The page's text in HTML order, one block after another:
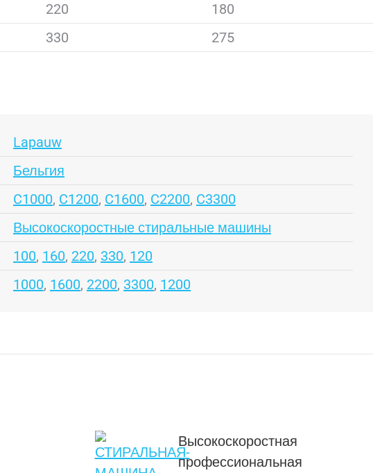
220
180
330 275
Lapauw
Бельгия
C1000, C1200, C1600, C2200, C3300
Высокоскоростные стиральные машины
100, 160, 220, 330, 120
1000, 1600, 2200, 3300, 1200
Высокоскоростная
профессиональная